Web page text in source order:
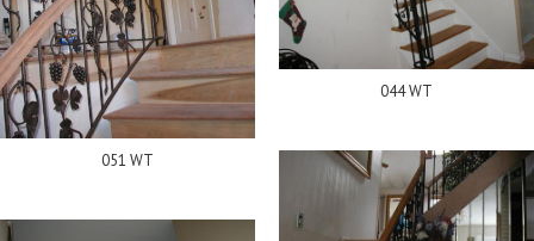
051 WT
044 WT